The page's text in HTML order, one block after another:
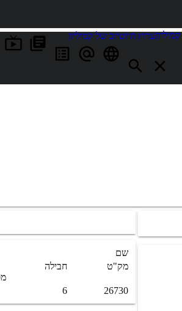
ערוץ היוטיוב של קמיליון
שם
מק"ט
חבילה
26730
6